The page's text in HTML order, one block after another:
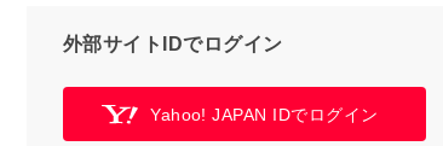
外部サイトIDでログイン
Yahoo! JAPAN IDでログイン